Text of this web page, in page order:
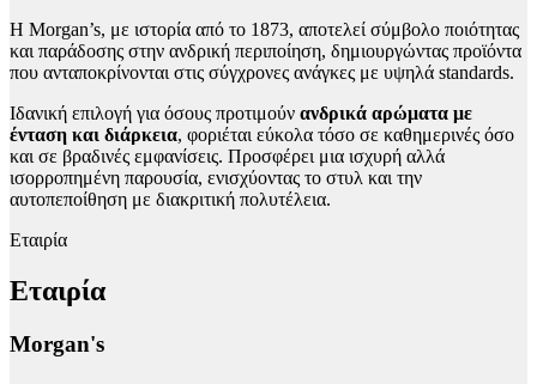
Η Morgan’s, με ιστορία από το 1873, αποτελεί σύμβολο ποιότητας
και παράδοσης στην ανδρική περιποίηση, δημιουργώντας προϊόντα
που ανταποκρίνονται στις σύγχρονες ανάγκες με υψηλά standards.
Ιδανική επιλογή για όσους προτιμούν ανδρικά αρώματα με
ένταση και διάρκεια, φοριέται εύκολα τόσο σε καθημερινές όσο
και σε βραδινές εμφανίσεις. Προσφέρει μια ισχυρή αλλά
ισορροπημένη παρουσία, ενισχύοντας το στυλ και την
αυτοπεποίθηση με διακριτική πολυτέλεια.
Εταιρία
Εταιρία
Morgan's